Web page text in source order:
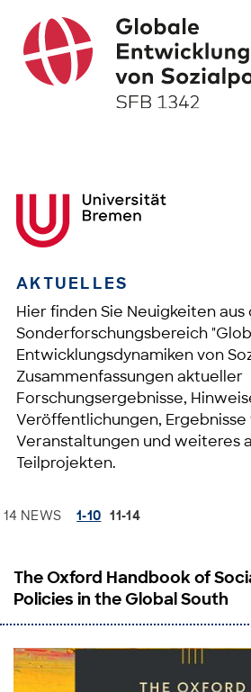
AKTUELLES
Hier finden Sie Neuigkeiten aus
Sonderforschungsbereich
Entwicklungsdynamiken von
Zusammenfassungen aktueller
Forschungsergebnisse,
Veröffentlichungen, Ergebnisse
Veranstaltungen und weiteres
Teilprojekten.
14 NEWS 1-10 11-14
The Oxford Handbook of
Policies in the Global South